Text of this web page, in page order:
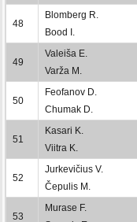
48
Blomberg R.
Bood I.
49
Valeiša E.
Varža M.
50
Feofanov D.
Chumak D.
51
Kasari K.
Viitra K.
52
Jurkevičius V.
Čepulis M.
53
Murase F.